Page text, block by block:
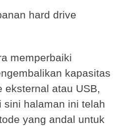
hard drive
memperbaiki
kapasitas
eksternal atau USB,
sini halaman ini telah
yang andal untuk